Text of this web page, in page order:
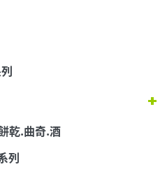
乾.曲奇.酒
列